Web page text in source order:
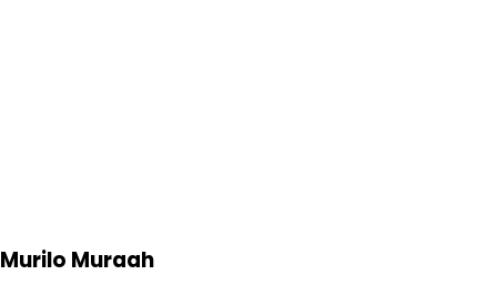
Murilo Muraah